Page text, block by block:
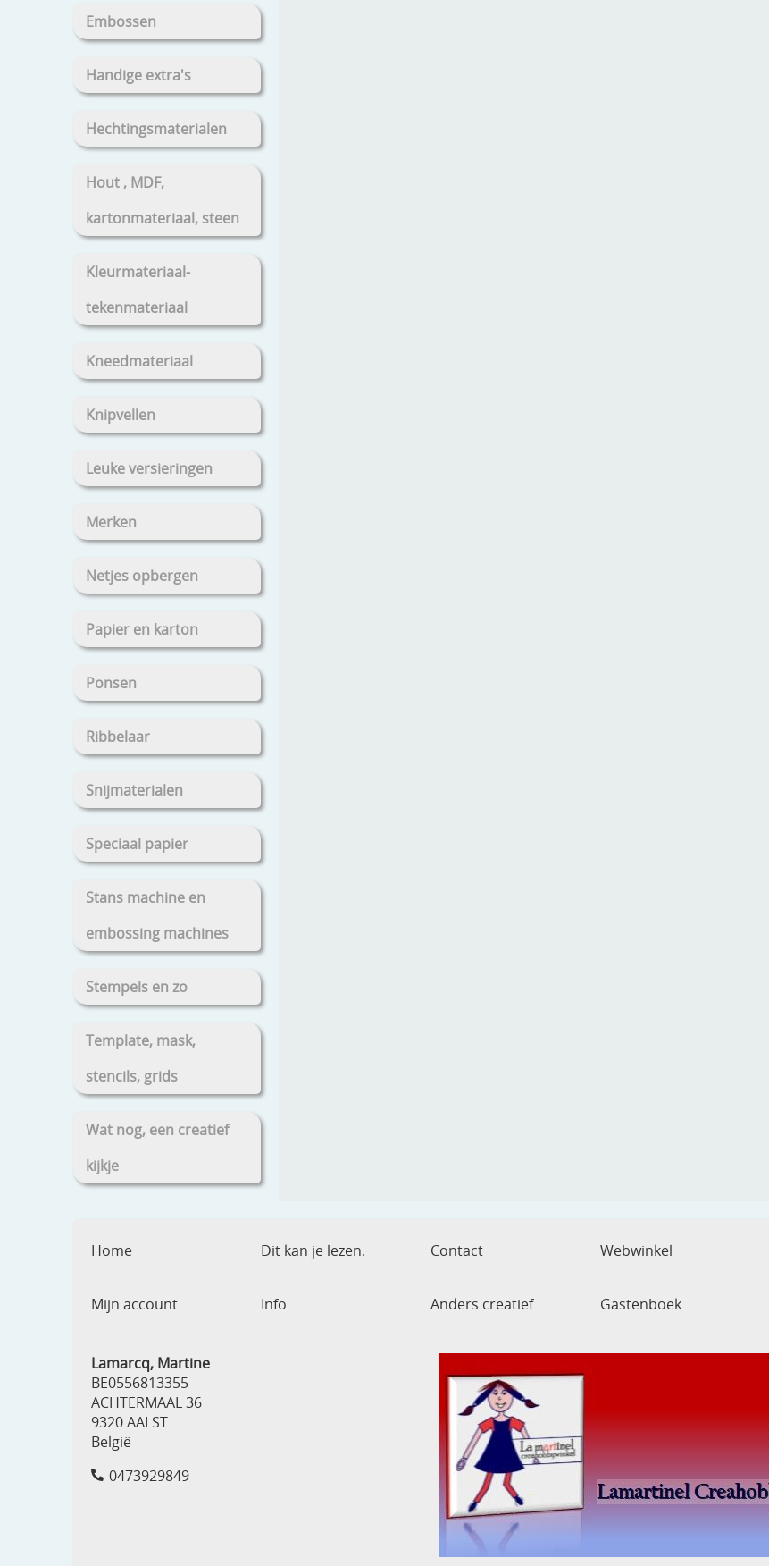
Embossen
Handige extra's
Hechtingsmaterialen
Hout , MDF,
kartonmateriaal, steen
Kleurmateriaal-
tekenmateriaal
Kneedmateriaal
Knipvellen
Leuke versieringen
Merken
Netjes opbergen
Papier en karton
Ponsen
Ribbelaar
Snijmaterialen
Speciaal papier
Stans machine en
embossing machines
Stempels en zo
Template, mask,
stencils, grids
Wat nog, een creatief
kijkje
Home Dit kan je lezen. Contact Webwinkel
Mijn account
Info Anders creatief Gastenboek
Lamarcq, Martine
BE0556813355
ACHTERMAAL 36
9320 AALST
België
0473929849